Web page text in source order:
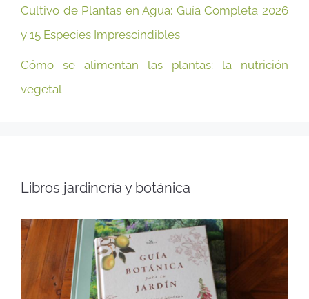
Cultivo de Plantas en Agua: Guía Completa 2026
y 15 Especies Imprescindibles
Cómo se alimentan las plantas: la nutrición
vegetal
Libros jardinería y botánica